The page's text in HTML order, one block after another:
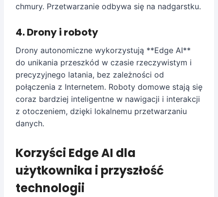
chmury. Przetwarzanie odbywa się na nadgarstku.
4. Drony i roboty
Drony autonomiczne wykorzystują **Edge AI**
do unikania przeszkód w czasie rzeczywistym i
precyzyjnego latania, bez zależności od
połączenia z Internetem. Roboty domowe stają się
coraz bardziej inteligentne w nawigacji i interakcji
z otoczeniem, dzięki lokalnemu przetwarzaniu
danych.
Korzyści Edge AI dla
użytkownika i przyszłość
technologii